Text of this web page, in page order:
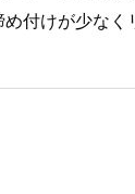
付けが少なく